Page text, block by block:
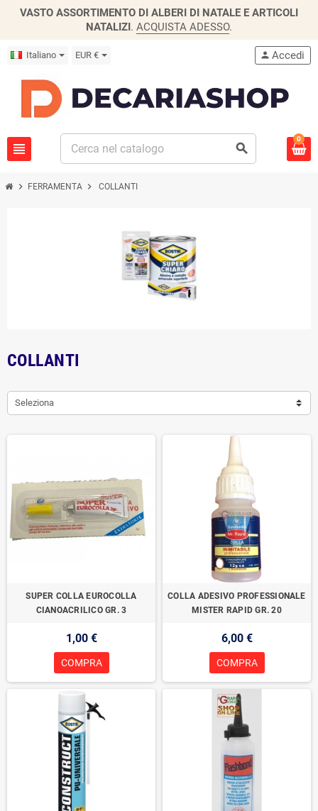
VASTO ASSORTIMENTO DI ALBERI DI NATALE E ARTICOLI
NATALIZI. ACQUISTA ADESSO.
Italiano EUR €
view_headline search
person Accedi
0
chevron_right FERRAMENTA chevron_right COLLANTI
COLLANTI
Seleziona
SUPER COLLA EUROCOLLA
CIANOACRILICO GR. 3
1,00 €
COMPRA
COLLA ADESIVO PROFESSIONALE
MISTER RAPID GR. 20
6,00 €
COMPRA